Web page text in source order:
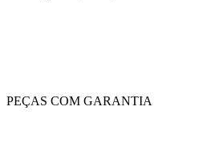
PEÇAS COM GARANTIA